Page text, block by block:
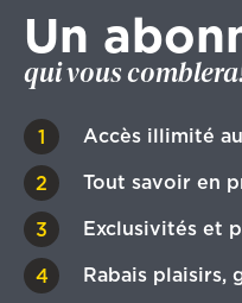
Un
qui vous
Accès illimité
Tout savoir en
Exclusivités et
Rabais plaisirs,